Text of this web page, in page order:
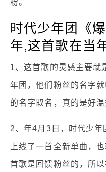
时代少年团《
年,这首歌在当
1、这首歌的灵感主要就
年团，他们粉丝的名字
的名字取名，真的是好温
2、年4月3日，时代少年
上线了一首全新单曲，
首歌是回馈粉丝的，所